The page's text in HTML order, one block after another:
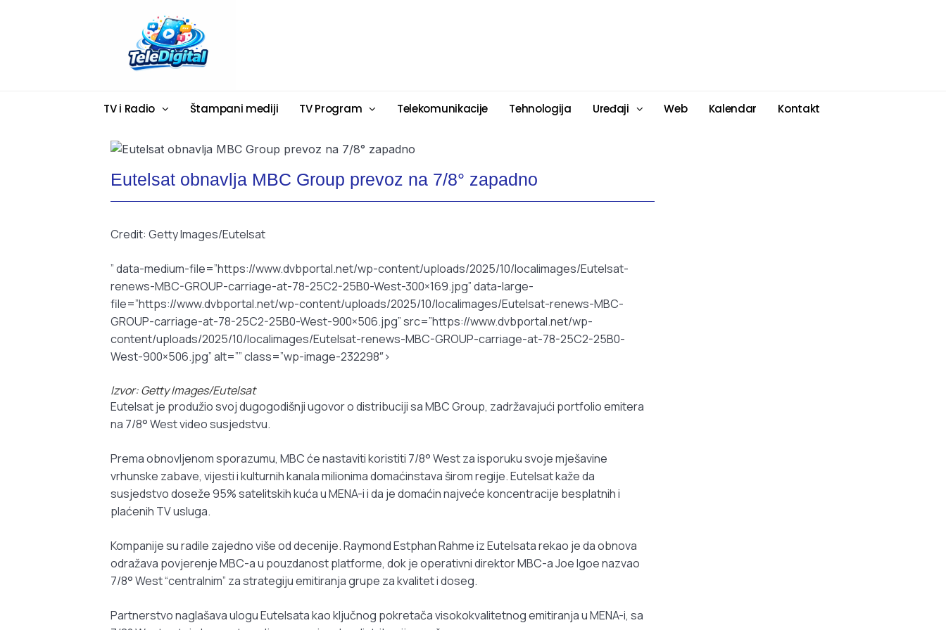
TV i Radio Štampani mediji TV Program Telekomunikacije Tehnologija Uređaji Web Kalendar Kontakt
Eutelsat obnavlja MBC Group prevoz na 7/8° zapadno
Credit: Getty Images/Eutelsat
” data-medium-file=”https://www.dvbportal.net/wp-content/uploads/2025/10/localimages/Eutelsat-
renews-MBC-GROUP-carriage-at-78-25C2-25B0-West-300×169.jpg” data-large-
file=”https://www.dvbportal.net/wp-content/uploads/2025/10/localimages/Eutelsat-renews-MBC-
GROUP-carriage-at-78-25C2-25B0-West-900×506.jpg” src=”https://www.dvbportal.net/wp-
content/uploads/2025/10/localimages/Eutelsat-renews-MBC-GROUP-carriage-at-78-25C2-25B0-
West-900×506.jpg” alt=”” class=”wp-image-232298″>
Izvor: Getty Images/Eutelsat
Eutelsat je produžio svoj dugogodišnji ugovor o distribuciji sa MBC Group, zadržavajući portfolio emitera
na 7/8° West video susjedstvu.
Prema obnovljenom sporazumu, MBC će nastaviti koristiti 7/8° West za isporuku svoje mješavine
vrhunske zabave, vijesti i kulturnih kanala milionima domaćinstava širom regije. Eutelsat kaže da
susjedstvo doseže 95% satelitskih kuća u MENA-i i da je domaćin najveće koncentracije besplatnih i
plaćenih TV usluga.
Kompanije su radile zajedno više od decenije. Raymond Estphan Rahme iz Eutelsata rekao je da obnova
odražava povjerenje MBC-a u pouzdanost platforme, dok je operativni direktor MBC-a Joe Igoe nazvao
7/8° West “centralnim” za strategiju emitiranja grupe za kvalitet i doseg.
Partnerstvo naglašava ulogu Eutelsata kao ključnog pokretača visokokvalitetnog emitiranja u MENA-i, sa